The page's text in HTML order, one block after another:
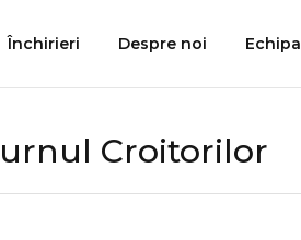
Închirieri Despre noi Echipa
Croitorilor